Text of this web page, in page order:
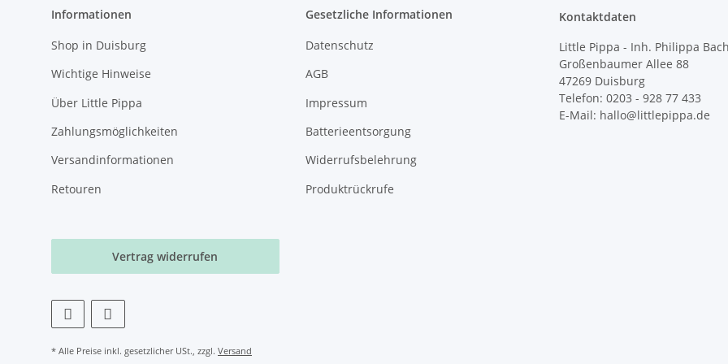
Informationen
Shop in Duisburg
Wichtige Hinweise
Über Little Pippa
Zahlungsmöglichkeiten
Versandinformationen
Retouren
Gesetzliche Informationen
Datenschutz
AGB
Impressum
Batterieentsorgung
Widerrufsbelehrung
Produktrückrufe
Kontaktdaten
Little Pippa - Inh. Philippa
Großenbaumer Allee 88
47269 Duisburg
Telefon: 0203 - 928 77 433
E-Mail: hallo@littlepippa.de
Vertrag widerrufen
* Alle Preise inkl. gesetzlicher USt., zzgl. Versand